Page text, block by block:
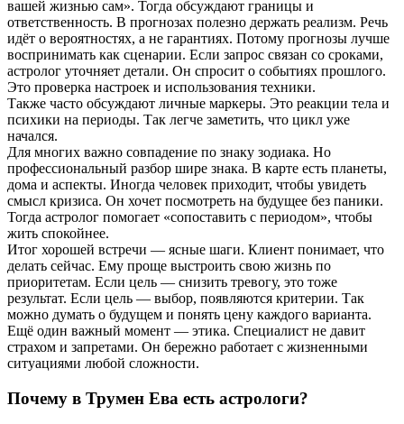
вашей жизнью сам». Тогда обсуждают границы и
ответственность. В прогнозах полезно держать реализм. Речь
идёт о вероятностях, а не гарантиях. Потому прогнозы лучше
воспринимать как сценарии. Если запрос связан со сроками,
астролог уточняет детали. Он спросит о событиях прошлого.
Это проверка настроек и использования техники.
Также часто обсуждают личные маркеры. Это реакции тела и
психики на периоды. Так легче заметить, что цикл уже
начался.
Для многих важно совпадение по знаку зодиака. Но
профессиональный разбор шире знака. В карте есть планеты,
дома и аспекты. Иногда человек приходит, чтобы увидеть
смысл кризиса. Он хочет посмотреть на будущее без паники.
Тогда астролог помогает «сопоставить с периодом», чтобы
жить спокойнее.
Итог хорошей встречи — ясные шаги. Клиент понимает, что
делать сейчас. Ему проще выстроить свою жизнь по
приоритетам. Если цель — снизить тревогу, это тоже
результат. Если цель — выбор, появляются критерии. Так
можно думать о будущем и понять цену каждого варианта.
Ещё один важный момент — этика. Специалист не давит
страхом и запретами. Он бережно работает с жизненными
ситуациями любой сложности.
Почему в Трумен Ева есть астрологи?